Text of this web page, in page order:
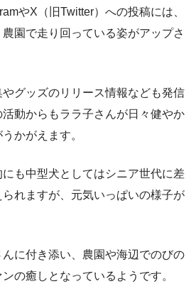
やX（旧Twitter）への投稿には、
園で走り回っている姿がアップさ
グッズのリリース情報なども発信
動からもララ子さんが日々健やか
かがえます。
も中型犬としてはシニア世代に差
れますが、元気いっぱいの様子が
に付き添い、農園や海辺でのびの
の癒しとなっているようです。